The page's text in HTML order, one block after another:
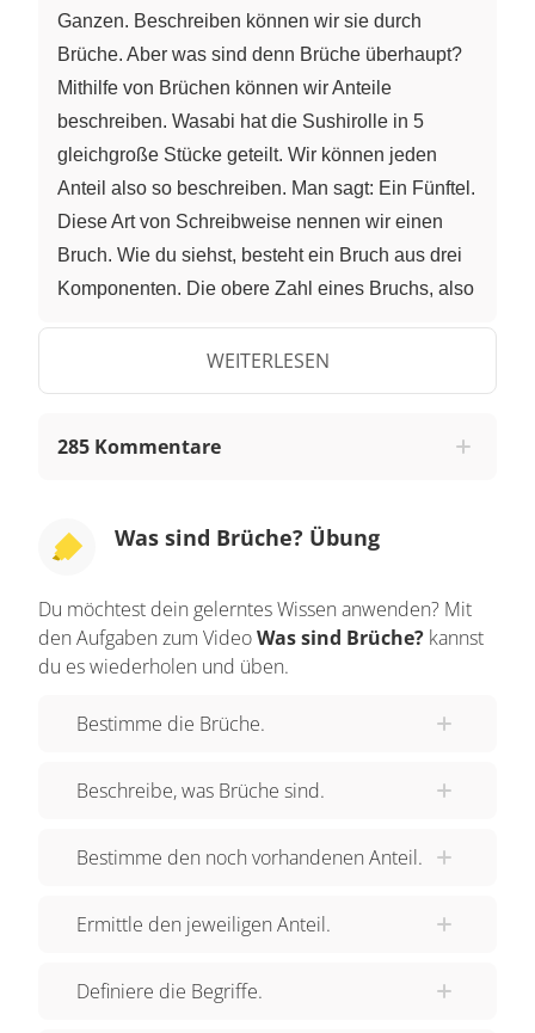
Ganzen. Beschreiben können wir sie durch
Brüche. Aber was sind denn Brüche überhaupt?
Mithilfe von Brüchen können wir Anteile
beschreiben. Wasabi hat die Sushirolle in 5
gleichgroße Stücke geteilt. Wir können jeden
Anteil also so beschreiben. Man sagt: Ein Fünftel.
Diese Art von Schreibweise nennen wir einen
Bruch. Wie du siehst, besteht ein Bruch aus drei
Komponenten. Die obere Zahl eines Bruchs, also
die Teile, die wir betrachten. Die untere Zahl des
Bruchs, also hier die 5, ist der Nenner. Der
5 Teile des Ganzen haben ist der Nenner also 5.
einem Geteilt-Zeichen entspricht. Hat ein Bruch
eine 1 im Zähler, so heißt er Stammbruch. Aber
und diese 2 Teile hier zusammenschieben? Da
wir diesmal 3, beziehungsweise 2 Teile "zählen",
Zwei Fünftel beschreiben. Da wir immer noch von
von Brüche nennen wir echte Brüche. Bei einem
Nenner. Wir konnten die Brüche einfach so
hatten. Man nennt dies auch gleichnamige
so sprechen wir von einem unechten Bruch. Das
WEITERLESEN
285 Kommentare
Was sind Brüche? Übung
Du möchtest dein gelerntes Wissen anwenden? Mit
den Aufgaben zum VideoWas sind Brüche? kannst
du es wiederholen und üben.
Bestimme die Brüche.
Beschreibe, was Brüche sind.
Bestimme den noch vorhandenen Anteil.
Ermittle den jeweiligen Anteil.
Definiere die Begriffe.